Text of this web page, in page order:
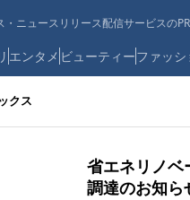
・ニュースリリース配信サービスの
エンタメ ビューティーファッシ
クス
省エネリノベ
調達のお知ら